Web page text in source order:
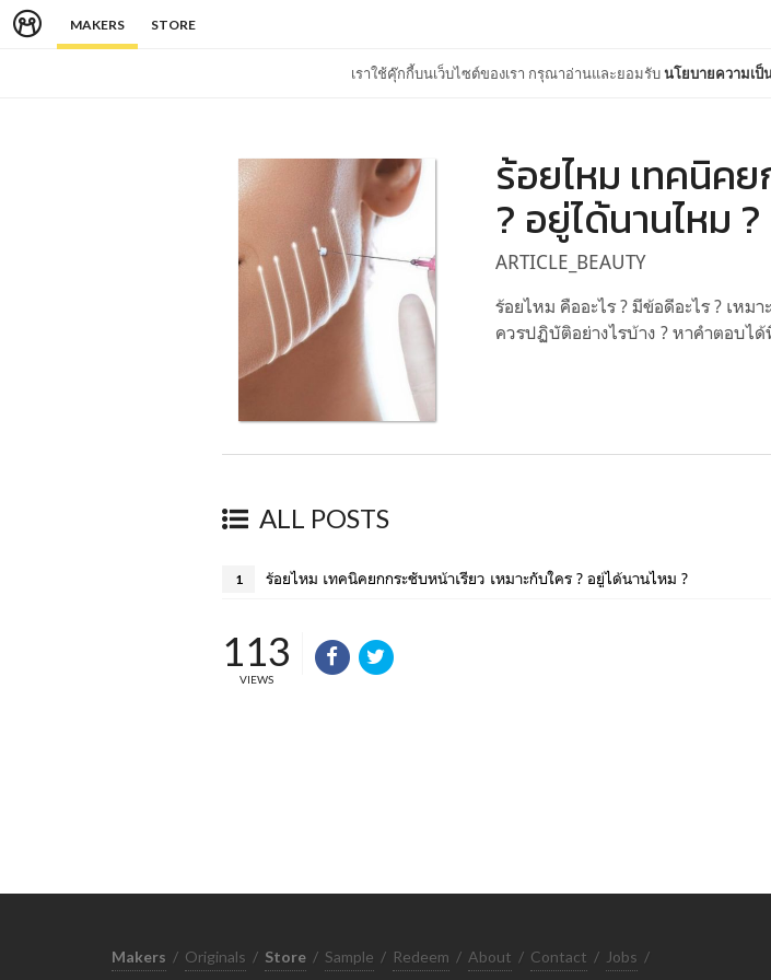
MAKERS STORE
เราใช้คุ๊กกี้บนเว็บไซต์ของเรา กรุณาอ่านและยอมรับนโยบายความเป็
ร้อยไหม เทคนิคย
? อยู่ได้นานไหม ?
ARTICLE_BEAUTY
ร้อยไหม คืออะไร ? มีข้อดีอะไร ? เหม
ควรปฏิบัติอย่างไรบ้าง ? หาคำตอบไ
ALL POSTS
1 ร้อยไหม เทคนิคยกกระชับหน้าเรียว เหมาะกับใคร ? อยู่ได้นานไหม ?
113
VIEWS
Makers / Originals / Store / Sample / Redeem / About / Contact / Jobs /